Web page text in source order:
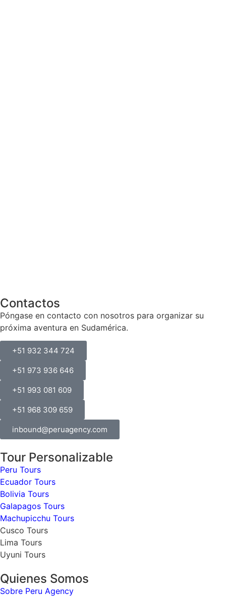
Contactos
Póngase en contacto con nosotros para organizar su
próxima aventura en Sudamérica.
+51 932 344 724
+51 973 936 646
+51 993 081 609
+51 968 309 659
inbound@peruagency.com
Tour Personalizable
Peru Tours
Ecuador Tours
Bolivia Tours
Galapagos Tours
Machupicchu Tours
Cusco Tours
Lima Tours
Uyuni Tours
Quienes Somos
Sobre Peru Agency